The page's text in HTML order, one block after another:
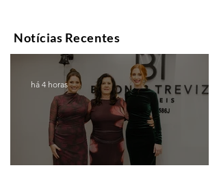
Notícias Recentes
há 4 horas